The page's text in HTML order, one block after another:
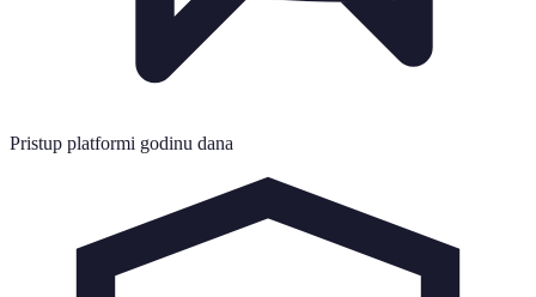
Pristup platformi godinu dana